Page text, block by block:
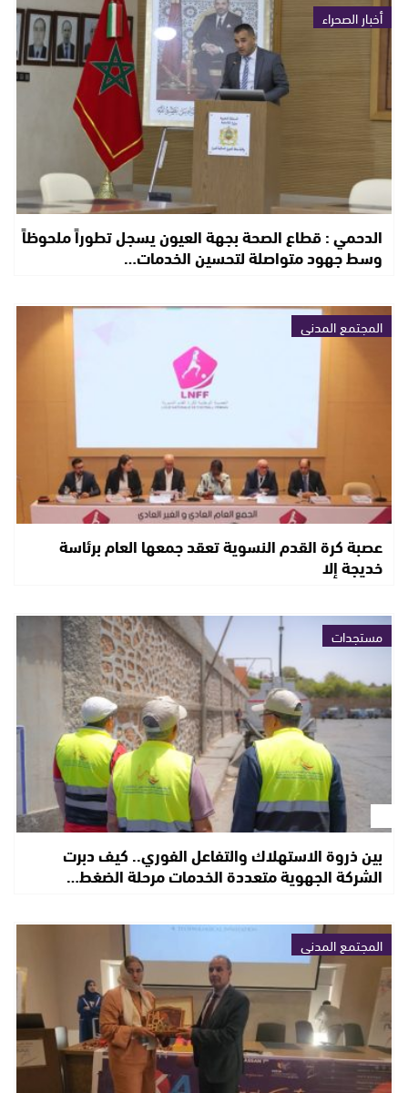
أخبار الصحراء
الدحمي : قطاع الصحة بجهة العيون يسجل تطوراً ملحوظاً
وسط جهود متواصلة لتحسين الخدمات…
المجتمع المدني
عصبة كرة القدم النسوية تعقد جمعها العام برئاسة
خديجة إلا
مستجدات
بين ذروة الاستهلاك والتفاعل الفوري.. كيف دبرت
الشركة الجهوية متعددة الخدمات مرحلة الضغط…
المجتمع المدني